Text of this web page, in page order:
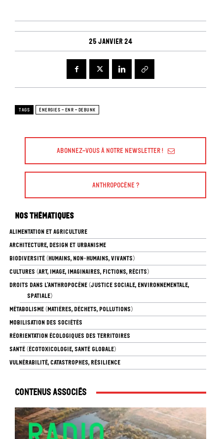
25 janvier 24
TAGS ÉNERGIES - ENR - DEBUNK
Abonnez-vous à Notre Newsletter !
Anthropocène ?
Nos thématiques
ALIMENTATION ET AGRICULTURE
ARCHITECTURE, DESIGN ET URBANISME
BIODIVERSITÉ (HUMAINS, NON-HUMAINS, VIVANTS)
CULTURES (ART, IMAGE, IMAGINAIRES, FICTIONS, RÉCITS)
DROITS DANS L’ANTHROPOCÈNE (JUSTICE SOCIALE, ENVIRONNEMENTALE,
SPATIALE)
MÉTABOLISME (MATIÈRES, DÉCHETS, POLLUTIONS)
MOBILISATION DES SOCIÉTÉS
RÉORIENTATION ÉCOLOGIQUES DES TERRITOIRES
SANTÉ (ÉCOTOXICOLOGIE, SANTÉ GLOBALE)
VULNÉRABILITÉ, CATASTROPHES, RÉSILIENCE
Contenus associés